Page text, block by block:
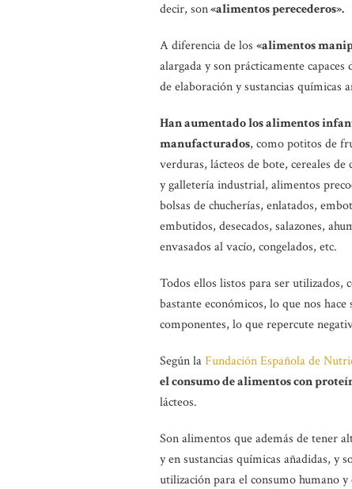
decir, son«alimentos perecederos».
A diferencia de los «alimentos
alargada y son prácticamente
de elaboración y sustancias químicas
Han aumentado los alimentos
manufacturados, como potitos de
verduras, lácteos de bote, cereales de
y galletería industrial, alimentos
bolsas de chucherías, enlatados,
embutidos, desecados, salazones,
envasados al vacío, congelados, etc.
Todos ellos listos para ser utilizados,
bastante económicos, lo que nos
componentes, lo que repercute
Según laFundación Española de
el consumo de alimentos con
lácteos.
Son alimentos que además de tener
y en sustancias químicas añadidas, y
utilización para el consumo humano